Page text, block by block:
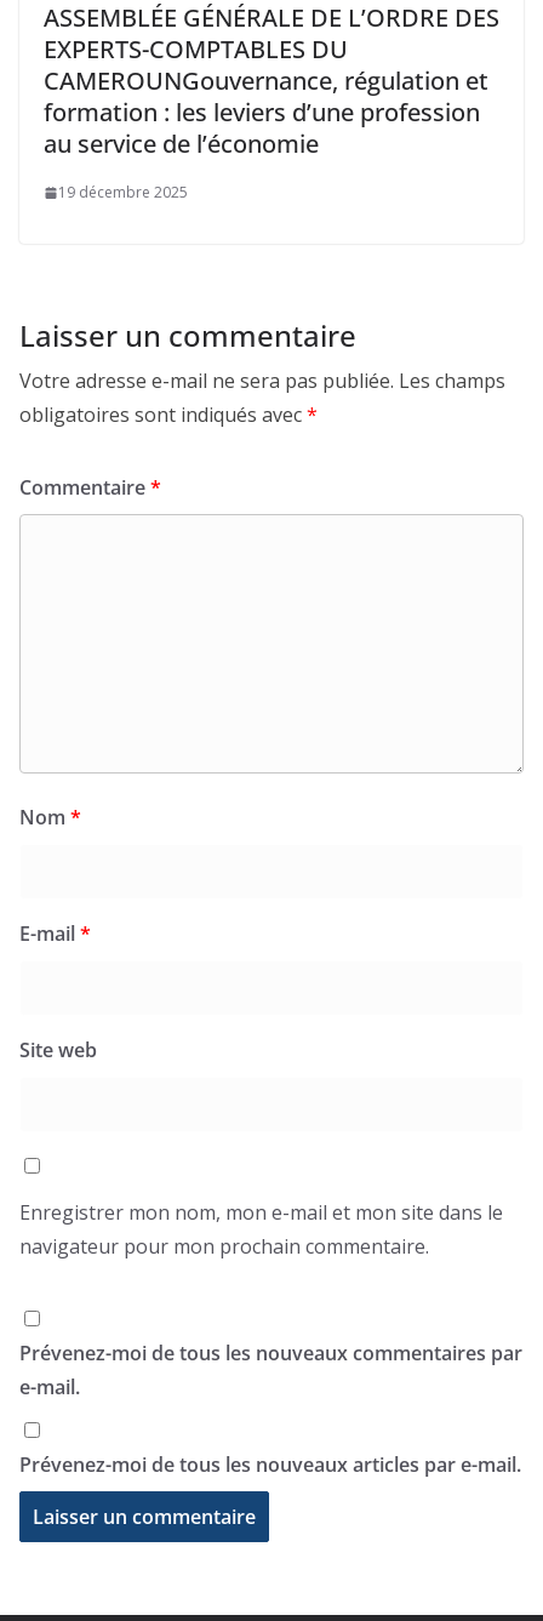
ASSEMBLÉE GÉNÉRALE DE L’ORDRE DES
EXPERTS-COMPTABLES DU
CAMEROUNGouvernance, régulation et
formation : les leviers d’une profession
au service de l’économie
19 décembre 2025
Laisser un commentaire
Votre adresse e-mail ne sera pas publiée. Les champs
obligatoires sont indiqués avec*
Commentaire*
Nom *
E-mail*
Site web
Enregistrer mon nom, mon e-mail et mon site dans le
navigateur pour mon prochain commentaire.
Prévenez-moi de tous les nouveaux commentaires par
e-mail.
Prévenez-moi de tous les nouveaux articles par e-mail.